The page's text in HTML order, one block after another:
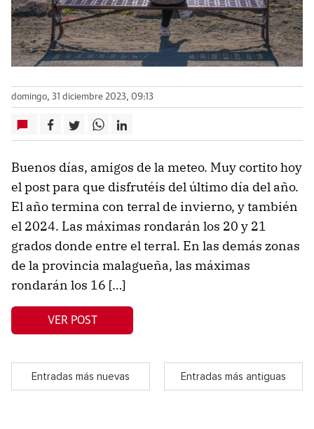
domingo, 31 diciembre 2023, 09:13
Buenos días, amigos de la meteo. Muy cortito hoy
el post para que disfrutéis del último día del año.
El año termina con terral de invierno, y también
el 2024. Las máximas rondarán los 20 y 21
grados donde entre el terral. En las demás zonas
de la provincia malagueña, las máximas
rondarán los 16 […]
VER POST
Entradas más nuevas Entradas más antiguas